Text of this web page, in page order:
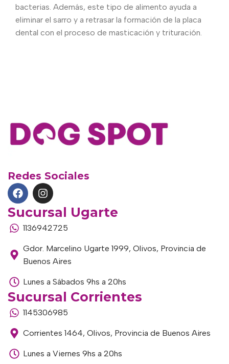
bacterias. Además, este tipo de alimento ayuda a
eliminar el sarro y a retrasar la formación de la placa
dental con el proceso de masticación y trituración.
Redes Sociales
Sucursal Ugarte
1136942725
Gdor. Marcelino Ugarte 1999, Olivos, Provincia de
Buenos Aires
Lunes a Sábados 9hs a 20hs
Sucursal Corrientes
1145306985
Corrientes 1464, Olivos, Provincia de Buenos Aires
Lunes a Viernes 9hs a 20hs